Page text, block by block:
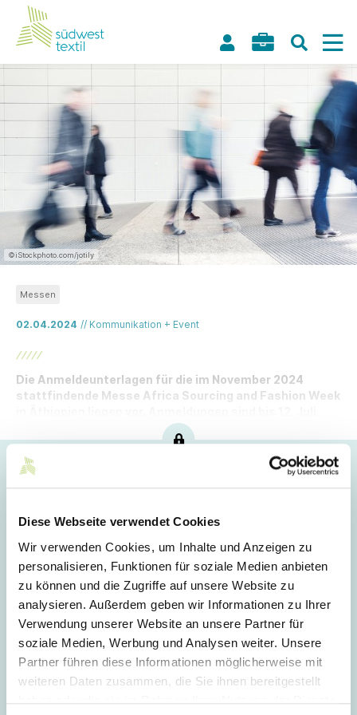
Diese Webseite verwendet Cookies
Wir verwenden Cookies, um Inhalte und Anzeigen zu
personalisieren, Funktionen für soziale Medien anbieten
zu können und die Zugriffe auf unsere Website zu
analysieren. Außerdem geben wir Informationen zu Ihrer
Verwendung unserer Website an unsere Partner für
soziale Medien, Werbung und Analysen weiter. Unsere
Partner führen diese Informationen möglicherweise mit
weiteren Daten zusammen, die Sie ihnen bereitgestellt
©iStockphoto.com/jotily
02.04.2024 // Kommunikation + Event
Messen
Die Anmeldeunterlagen für die im November 2024
stattfindende Messe Africa Sourcing and Fashion Week
Login
E-Mail
Passwort